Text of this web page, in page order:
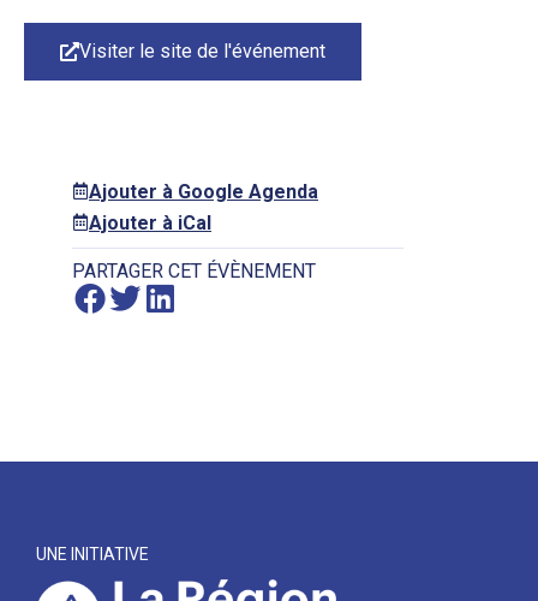
Visiter le site de l'événement
Ajouter à Google Agenda
Ajouter à iCal
PARTAGER CET ÉVÈNEMENT
UNE INITIATIVE